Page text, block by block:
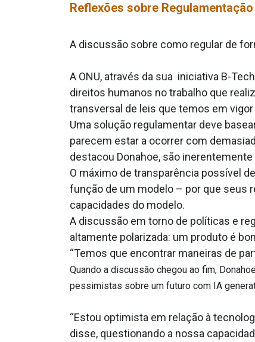
Reflexões sobre Regulamentação
A discussão sobre como regular de
A ONU, através da sua iniciativa B-
direitos humanos no trabalho que
transversal de leis que temos em
Uma solução regulamentar deve
parecem estar a ocorrer com
destacou Donahoe, são
O máximo de transparência possível
função de um modelo – por que seus
capacidades do modelo.
A discussão em torno de políticas e
altamente polarizada: um produto é
“Temos que encontrar maneiras de
Quando a discussão chegou ao fim,
pessimistas sobre um futuro com IA
“Estou optimista em relação à
disse, questionando a nossa